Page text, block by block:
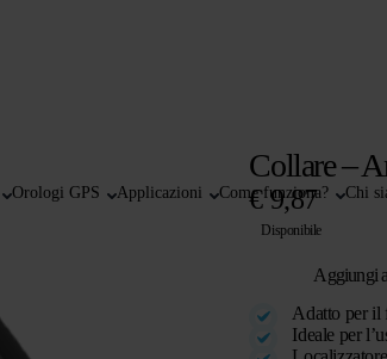
Orologi GPS Applicazioni Come funziona? Chi
Collare –
€9,87
Disponibile
Aggiungi
Adatto per il
Ideale per